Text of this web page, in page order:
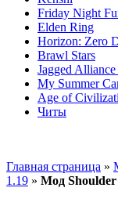
Friday Night
Elden Ring
Horizon: Zero
Brawl Stars
Jagged Alliance
My Summer
Age of
Читы
Главная страница »
1.19 » Мод Shoulder